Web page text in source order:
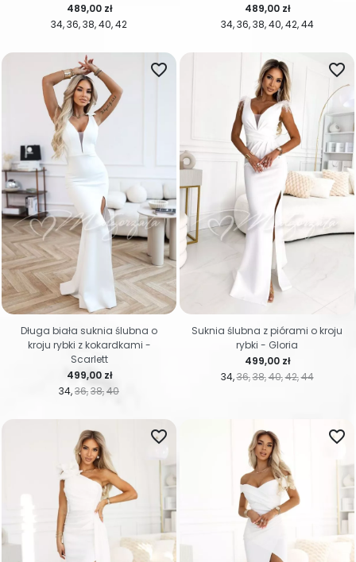
34 36 38 40 42
Cena
489,00 zł
34 36 38 40 42 44
Cena
489,00 zł
34 36 38 40
favorite_border
Cena
499,00 zł
Długa biała suknia ślubna o
kroju rybki z kokardkami -
Scarlett
34 36 38 40 42 44
favorite_border
Cena
499,00 zł
Suknia ślubna z piórami o kroju
rybki - Gloria
favorite_border favorite_border